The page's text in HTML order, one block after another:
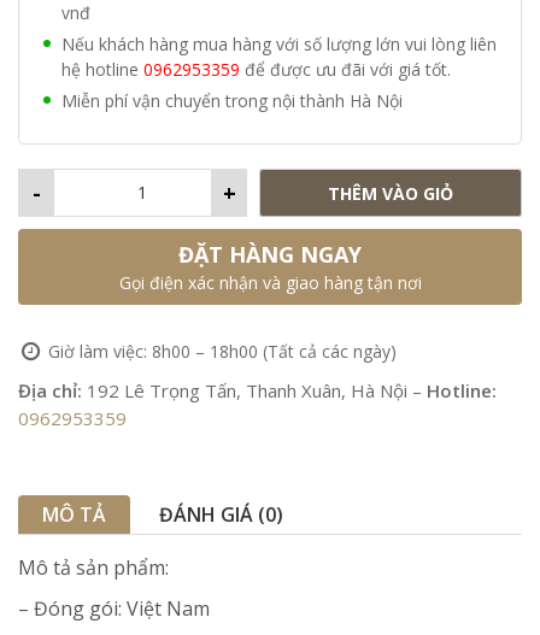
vnđ
Nếu khách hàng mua hàng với số lượng lớn vui lòng liên
hệ hotline 0962953359 để được ưu đãi với giá tốt.
Miễn phí vận chuyển trong nội thành Hà Nội
+
- THÊM VÀO GIỎ
ĐẶT HÀNG NGAY
Gọi điện xác nhận và giao hàng tận nơi
Giờ làm việc: 8h00 – 18h00 (Tất cả các ngày)
Địa chỉ: 192 Lê Trọng Tấn, Thanh Xuân, Hà Nội – Hotline:
0962953359
MÔ TẢ
ĐÁNH GIÁ (0)
Mô tả sản phẩm:
– Đóng gói: Việt Nam